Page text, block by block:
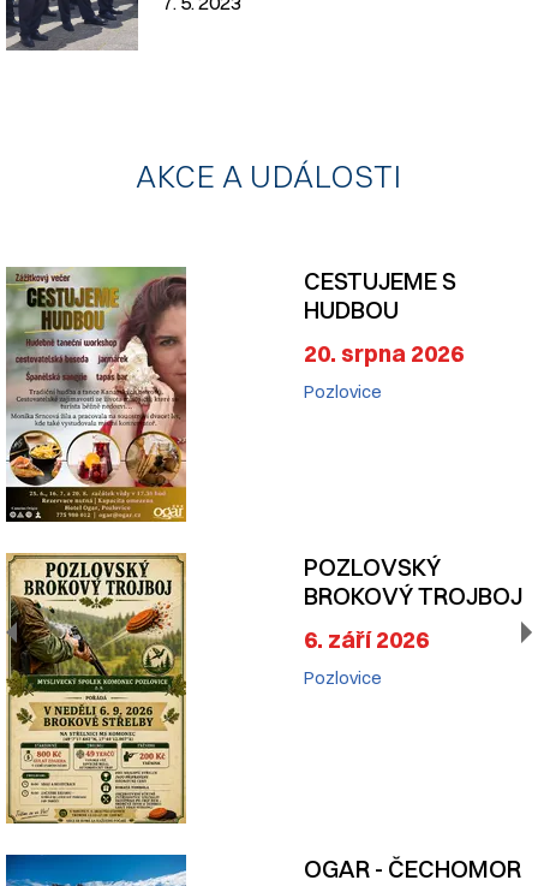
AKCE A UDÁLOSTI
CESTUJEME S
HUDBOU
20. srpna 2026
Pozlovice
POZLOVSKÝ
BROKOVÝ TROJBOJ
6. září 2026
Pozlovice
OGAR - ČECHOMOR